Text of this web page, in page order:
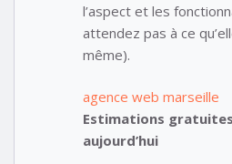
l’aspect et les
attendez pas à ce
même).
agence web marseille
Estimations
aujourd’hui